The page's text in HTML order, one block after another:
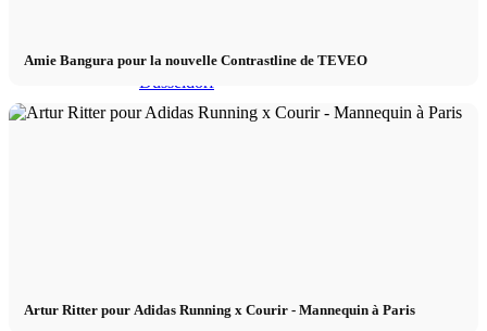
Düsseldorf
Amie Bangura pour la nouvelle Contrastline de TEVEO
Artur Ritter pour Adidas Running x Courir - Mannequin à Paris